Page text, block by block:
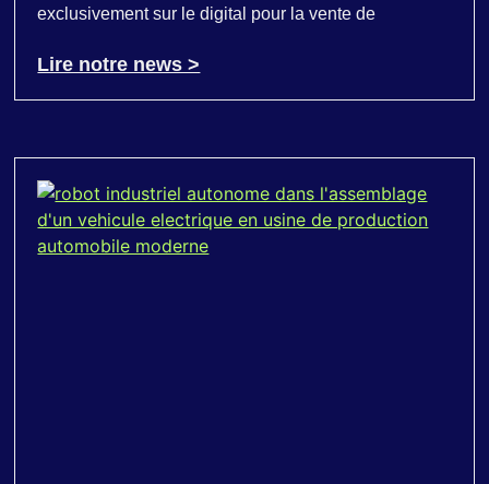
exclusivement sur le digital pour la vente de
Lire notre news >